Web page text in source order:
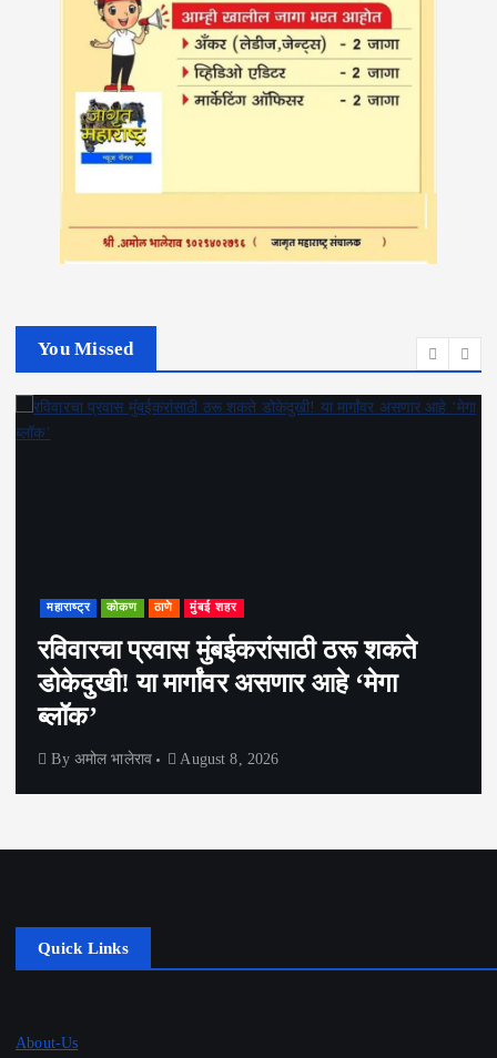
You Missed
महाराष्ट्र राजकीय
अमित शहा शुक्रवारी रात्रीच मुंबईत
पोहोचले;अचानक मुंबई दौरा का? नेमकं कारण
कारण समोर आलं
Byअमोल भालेराव August 8, 2026
Quick Links
About-Us